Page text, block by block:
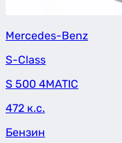
Mercedes-Benz
S-Class
S 500 4MATIC
472 к.с.
Бензин